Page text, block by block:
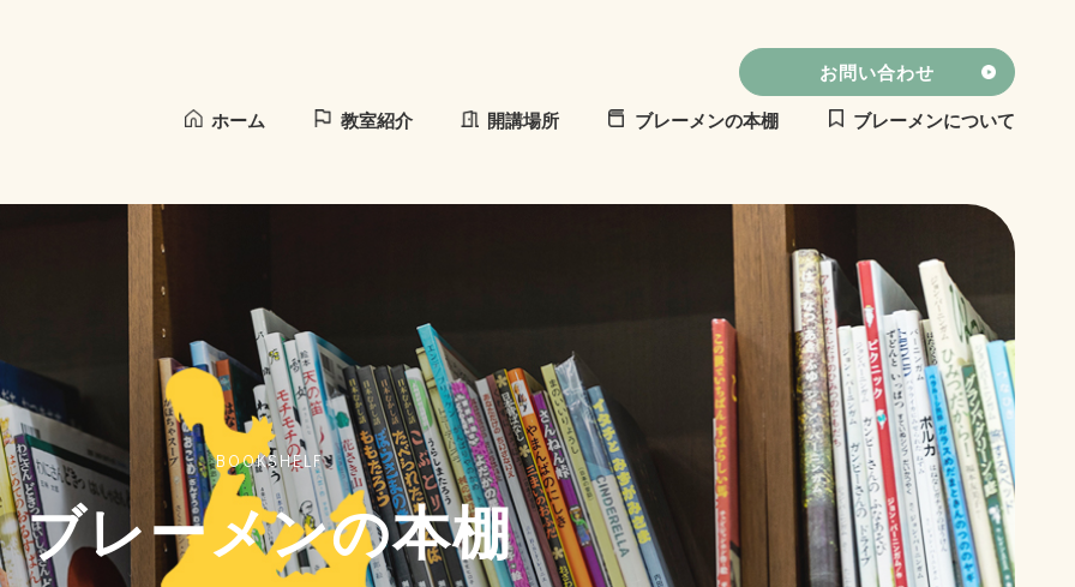
お問い合わせ
ホーム 教室紹介 開講場所 ブレーメンの本棚 ブレーメンについて
BOOKSHELF
ブレーメンの本棚